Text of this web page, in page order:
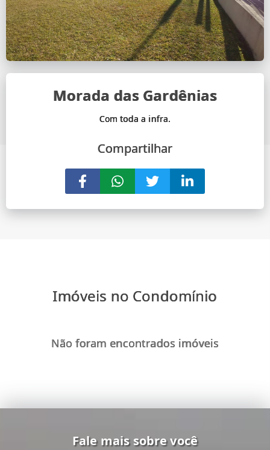
Morada das Gardênias
Compartilhar
Imóveis no Condomínio
Não foram encontrados imóveis
Fale mais sobre você